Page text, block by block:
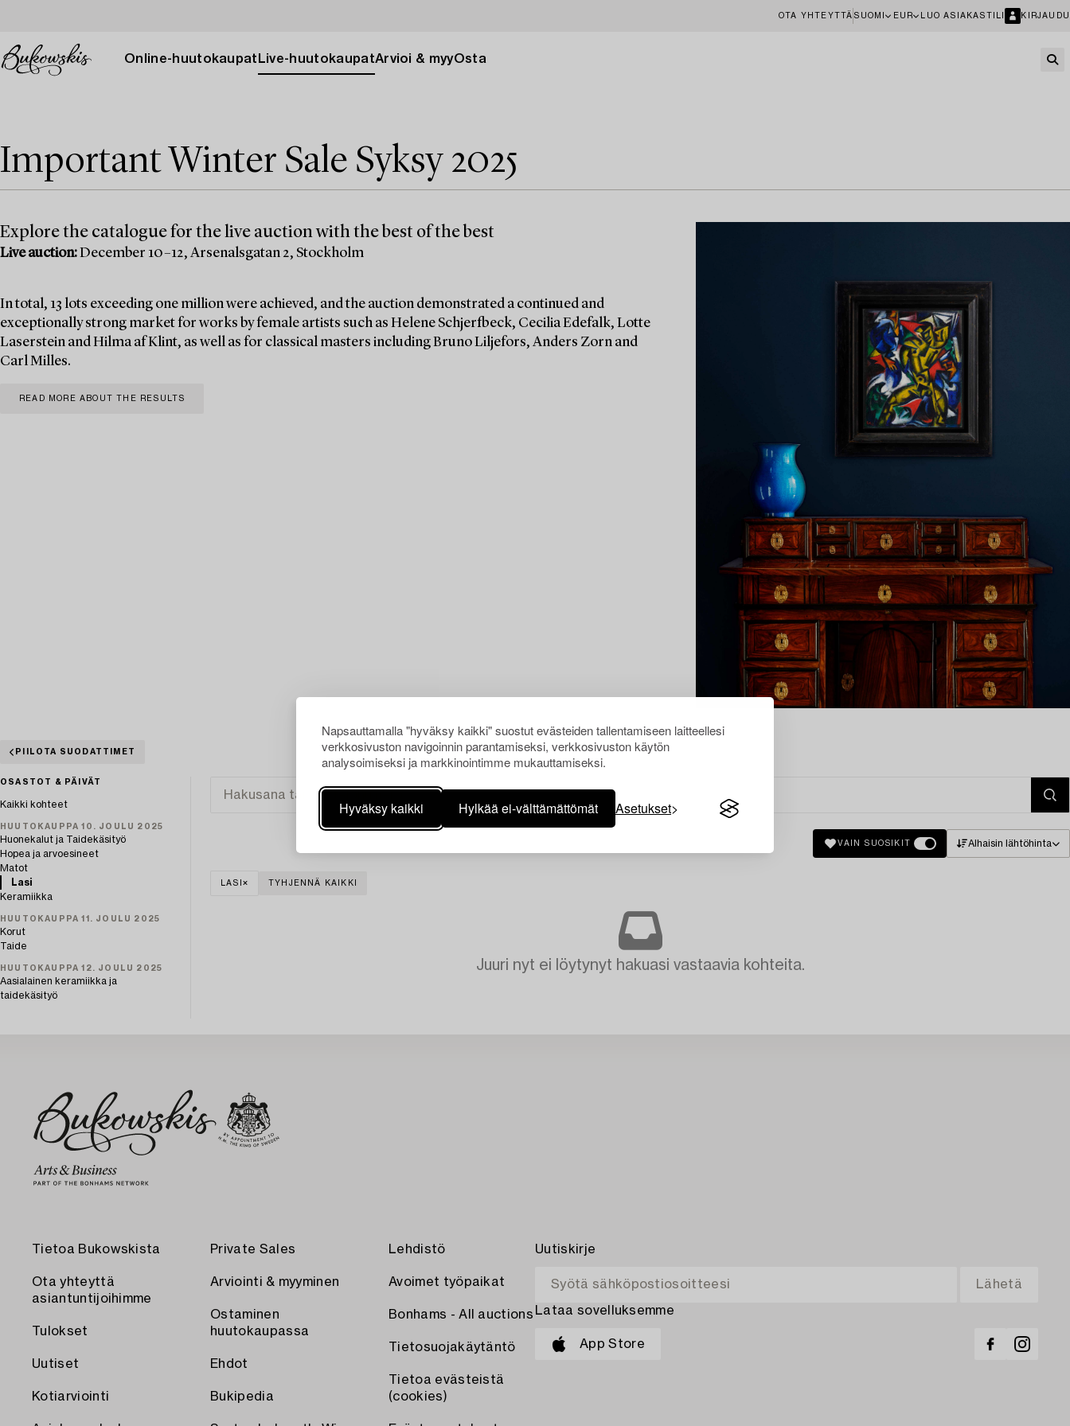
Napsauttamalla "hyväksy kaikki" suostut evästeiden tallentamiseen laitteellesi
verkkosivuston navigoinnin parantamiseksi, verkkosivuston käytön
analysoimiseksi ja markkinointimme mukauttamiseksi.
Hyväksy kaikki Hylkää ei-välttämättömät Asetukset
OTA YHTEYTTÄ SUOMI EUR LUO ASIAKASTILI KIRJAUDU
Online-huutokaupat Live-huutokaupatArvioi & myyOsta
Important Winter Sale Syksy 2025
Explore the catalogue for the live auction with the best of the best
Live auction:December 10–12, Arsenalsgatan 2, Stockholm
In total, 13 lots exceeding one million were achieved, and the auction demonstrated a continued and
exceptionally strong market for works by female artists such as Helene Schjerfbeck, Cecilia Edefalk, Lotte
Laserstein and Hilma af Klint, as well as for classical masters including Bruno Liljefors, Anders Zorn and
Carl Milles.
READ MORE ABOUT THE RESULTS
PIILOTA SUODATTIMET
OSASTOT & PÄIVÄT
Kaikki kohteet
HUUTOKAUPPA 10. JOULU 2025
Huonekalut ja Taidekäsityö
Hopea ja arvoesineet
Matot
Lasi
Keramiikka
HUUTOKAUPPA 11. JOULU 2025
Korut
Taide
HUUTOKAUPPA 12. JOULU 2025
Aasialainen keramiikka ja
taidekäsityö
VAIN SUOSIKIT Alhaisin lähtöhinta
LASI TYHJENNÄ KAIKKI
Juuri nyt ei löytynyt hakuasi vastaavia kohteita.
Tietoa Bukowskista
Ota yhteyttä
asiantuntijoihimme
Tulokset
Uutiset
Kotiarviointi
Private Sales
Arviointi & myyminen
Ostaminen
huutokaupassa
Ehdot
Bukipedia
Lehdistö
Avoimet työpaikat
Bonhams - All auctions
Tietosuojakäytäntö
Tietoa evästeistä
(cookies)
Uutiskirje
Lataa sovelluksemme
App Store